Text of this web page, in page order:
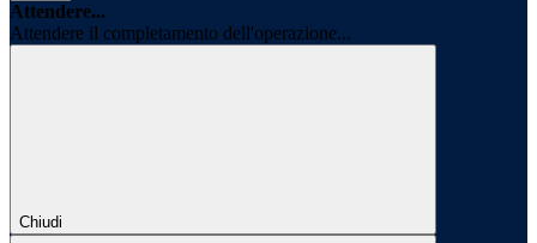
Attendere...
Attendere il completamento dell'operazione...
Chiudi